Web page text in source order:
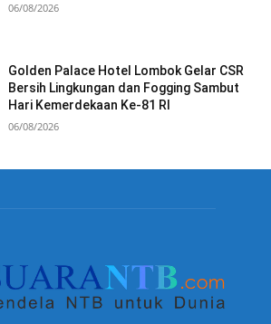
06/08/2026
Golden Palace Hotel Lombok Gelar CSR
Bersih Lingkungan dan Fogging Sambut
Hari Kemerdekaan Ke-81 RI
06/08/2026